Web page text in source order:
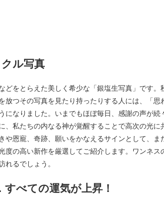
ル写真
どをとらえた美しく希少な「銀塩生写真」です
放つその写真を見たり持ったりする人には、「
になりました。いまでもほぼ毎日、感謝の声が
、私たちの内なる神が覚醒することで高次の光
や恩寵、奇跡、願いをかなえるサインとして、
度の高い新作を厳選してご紹介します。ワンネ
れるでしょう。
べての運気が上昇！